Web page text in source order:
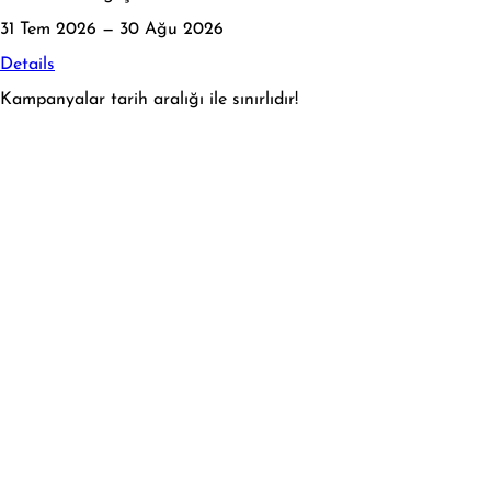
31 Tem 2026 — 30 Ağu 2026
Details
Kampanyalar tarih aralığı ile sınırlıdır!